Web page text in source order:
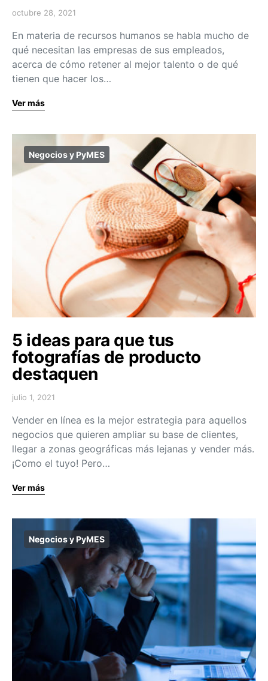
octubre 28, 2021
En materia de recursos humanos se habla mucho de
qué necesitan las empresas de sus empleados,
acerca de cómo retener al mejor talento o de qué
tienen que hacer los…
Ver más
Negocios y PyMES
5 ideas para que tus
fotografías de producto
destaquen
julio 1, 2021
Vender en línea es la mejor estrategia para aquellos
negocios que quieren ampliar su base de clientes,
llegar a zonas geográficas más lejanas y vender más.
¡Como el tuyo! Pero…
Ver más
Negocios y PyMES